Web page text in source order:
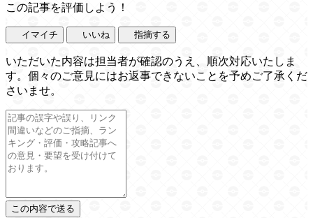
この記事を評価しよう！
イマイチ いいね 指摘する
いただいた内容は担当者が確認のうえ、順次対応いたしま
す。個々のご意見にはお返事できないことを予めご了承くだ
さいませ。